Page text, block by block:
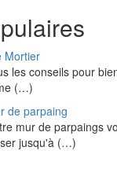
Mortier
les conseils pour
(…)
de parpaing
mur de parpaings
jusqu'à (…)